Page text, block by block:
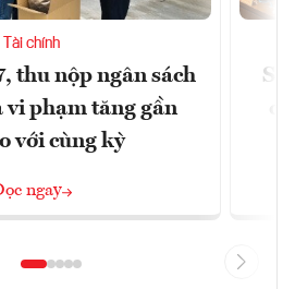
Tài chính
thu nộp ngân sách
vi phạm tăng gần
với cùng kỳ
ngay